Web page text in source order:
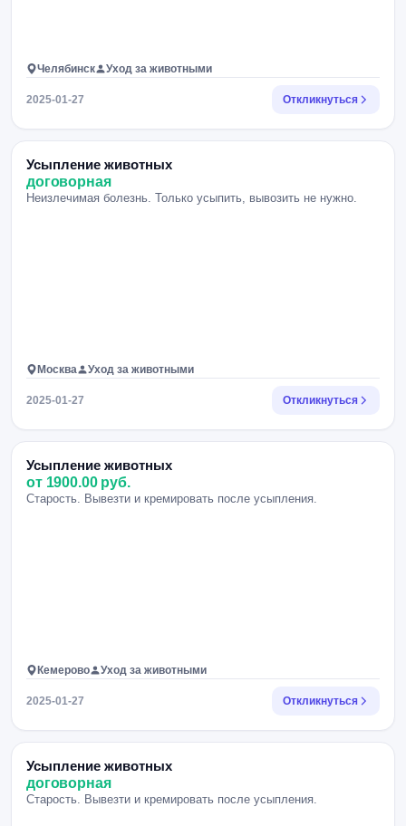
Челябинск Уход за животными
2025-01-27 Откликнуться
Усыпление животных
договорная
Неизлечимая болезнь. Только усыпить, вывозить не нужно.
Москва Уход за животными
2025-01-27 Откликнуться
Усыпление животных
от 1900.00 руб.
Старость. Вывезти и кремировать после усыпления.
Кемерово Уход за животными
2025-01-27 Откликнуться
Усыпление животных
договорная
Старость. Вывезти и кремировать после усыпления.